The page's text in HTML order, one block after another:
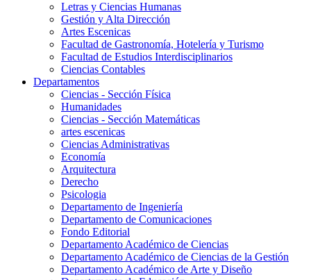
Letras y Ciencias Humanas
Gestión y Alta Dirección
Artes Escenicas
Facultad de Gastronomía, Hotelería y Turismo
Facultad de Estudios Interdisciplinarios
Ciencias Contables
Departamentos
Ciencias - Sección Física
Humanidades
Ciencias - Sección Matemáticas
artes escenicas
Ciencias Administrativas
Economía
Arquitectura
Derecho
Psicologia
Departamento de Ingeniería
Departamento de Comunicaciones
Fondo Editorial
Departamento Académico de Ciencias
Departamento Académico de Ciencias de la Gestión
Departamento Académico de Arte y Diseño